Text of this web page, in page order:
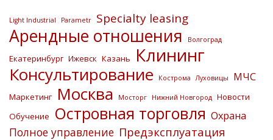
Light Industrial Parametr Specialty leasing
Арендные отношения Волгоград
Екатеринбург Ижевск Казань Клининг
Консультирование Кострома Луховицы МЧС
Маркетинг Москва Мосторг Нижний Новгород Новости
Обучение
Островная торговля Охрана
Полное управление Предэксплуатация